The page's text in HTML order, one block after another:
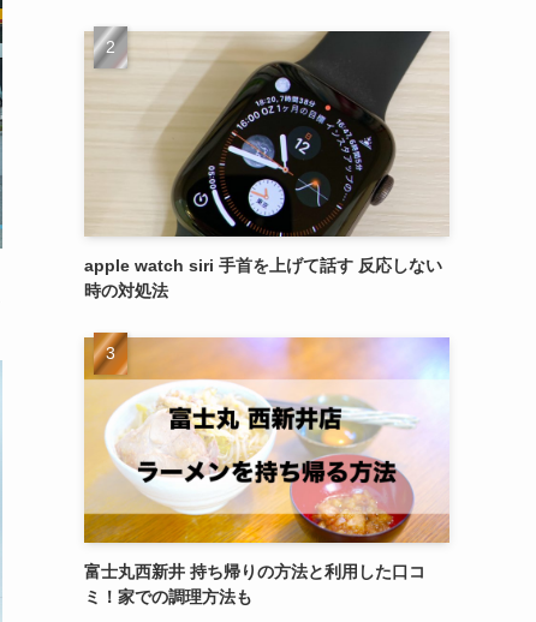
apple watch siri 手首を上げて話す 反応しない
時の対処法
富士丸西新井 持ち帰りの方法と利用した口コ
ミ！家での調理方法も